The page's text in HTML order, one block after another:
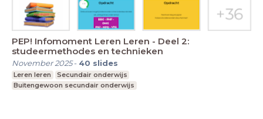
PEP! Infomoment Leren Leren - Deel 2:
studeermethodes en technieken
November 2025- 40 slides
Leren leren
Secundair onderwijs
Buitengewoon secundair onderwijs